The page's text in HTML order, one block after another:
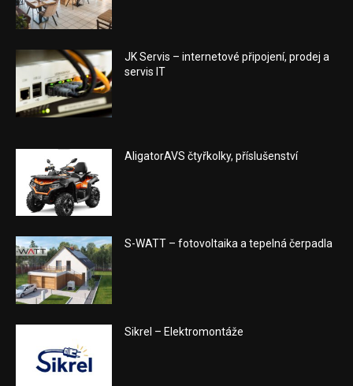
JK Servis – internetové připojení, prodej a
servis IT
AligatorAVS čtyřkolky, příslušenství
S-WATT – fotovoltaika a tepelná čerpadla
Sikrel – Elektromontáže